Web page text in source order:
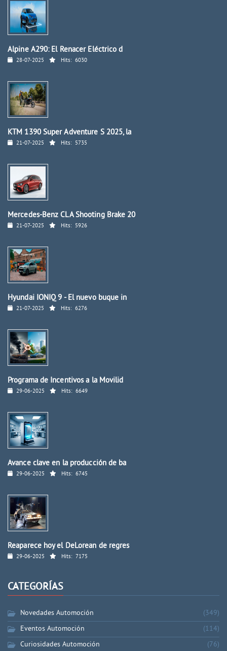
Alpine A290: El Renacer Eléctrico d
28-07-2025 Hits: 6030
KTM 1390 Super Adventure S 2025, la
21-07-2025 Hits: 5735
Mercedes-Benz CLA Shooting Brake 20
21-07-2025 Hits: 5926
Hyundai IONIQ 9 - El nuevo buque in
21-07-2025 Hits: 6276
Programa de Incentivos a la Movilid
29-06-2025 Hits: 6649
Avance clave en la producción de ba
29-06-2025 Hits: 6745
Reaparece hoy el DeLorean de regres
29-06-2025 Hits: 7175
CATEGORÍAS
Novedades Automoción
(349)
Eventos Automoción
(114)
Curiosidades Automoción
(76)